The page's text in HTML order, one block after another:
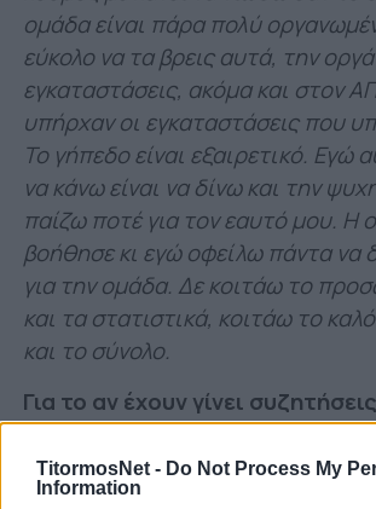
TitormosNet - Do Not Process My
Information
ομάδα είναι πάρα πολύ
εύκολο να τα βρεις αυτά, την
εγκαταστάσεις, ακόμα και στον
υπήρχαν οι εγκαταστάσεις που
Το γήπεδο είναι εξαιρετικό. Εγώ
να κάνω είναι να δίνω και την
παίζω ποτέ για τον εαυτό μου. Η
βοήθησε κι εγώ οφείλω πάντα να
για την ομάδα. Δε κοιτάω το
και τα στατιστικά, κοιτάω το
και το σύνολο.
Για το αν έχουν γίνει
ανανέωση συμβολαίου
Υπάρχουν άλλες εκκρεμότητες